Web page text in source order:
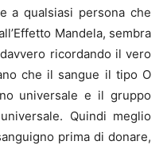
a qualsiasi persona che
Mandela, sembra
ricordando il vero
che il sangue il tipo O
universale e il gruppo
Quindi meglio
prima di donare,